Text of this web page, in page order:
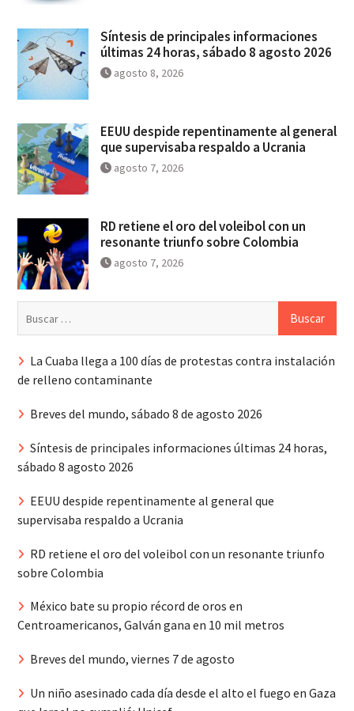
Síntesis de principales informaciones
últimas 24 horas, sábado 8 agosto 2026
agosto 8, 2026
EEUU despide repentinamente al general
que supervisaba respaldo a Ucrania
agosto 7, 2026
RD retiene el oro del voleibol con un
resonante triunfo sobre Colombia
agosto 7, 2026
La Cuaba llega a 100 días de protestas contra instalación
de relleno contaminante
Breves del mundo, sábado 8 de agosto 2026
Síntesis de principales informaciones últimas 24 horas,
sábado 8 agosto 2026
EEUU despide repentinamente al general que
supervisaba respaldo a Ucrania
RD retiene el oro del voleibol con un resonante triunfo
sobre Colombia
México bate su propio récord de oros en
Centroamericanos, Galván gana en 10 mil metros
Breves del mundo, viernes 7 de agosto
Un niño asesinado cada día desde el alto el fuego en Gaza